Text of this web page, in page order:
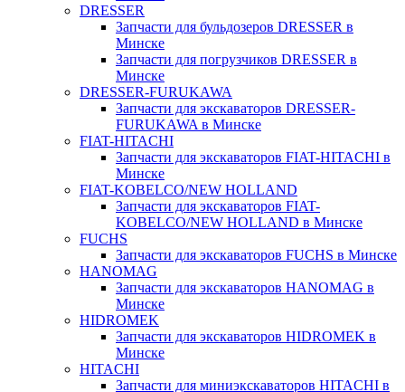
DRESSER
Запчасти для бульдозеров DRESSER в
Минске
Запчасти для погрузчиков DRESSER в
Минске
DRESSER-FURUKAWA
Запчасти для экскаваторов DRESSER-
FURUKAWA в Минске
FIAT-HITACHI
Запчасти для экскаваторов FIAT-HITACHI в
Минске
FIAT-KOBELCO/NEW HOLLAND
Запчасти для экскаваторов FIAT-
KOBELCO/NEW HOLLAND в Минске
FUCHS
Запчасти для экскаваторов FUCHS в Минске
HANOMAG
Запчасти для экскаваторов HANOMAG в
Минске
HIDROMEK
Запчасти для экскаваторов HIDROMEK в
Минске
HITACHI
Запчасти для миниэкскаваторов HITACHI в